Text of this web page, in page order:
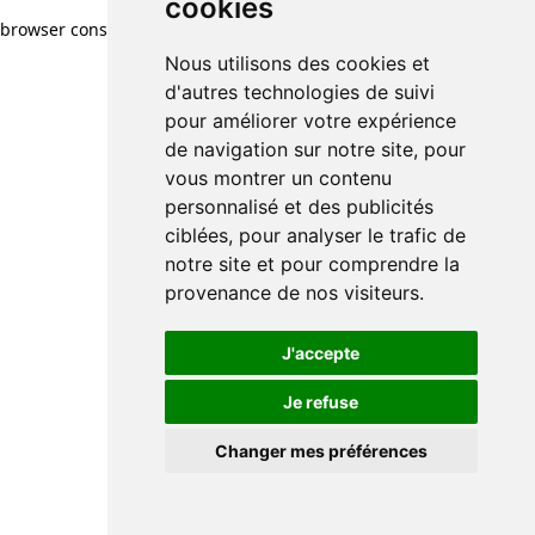
cookies
Nous utilisons des cookies et
d'autres technologies de suivi
pour améliorer votre expérience
de navigation sur notre site, pour
vous montrer un contenu
personnalisé et des publicités
ciblées, pour analyser le trafic de
notre site et pour comprendre la
provenance de nos visiteurs.
J'accepte
Je refuse
Changer mes préférences
browser console for more information)